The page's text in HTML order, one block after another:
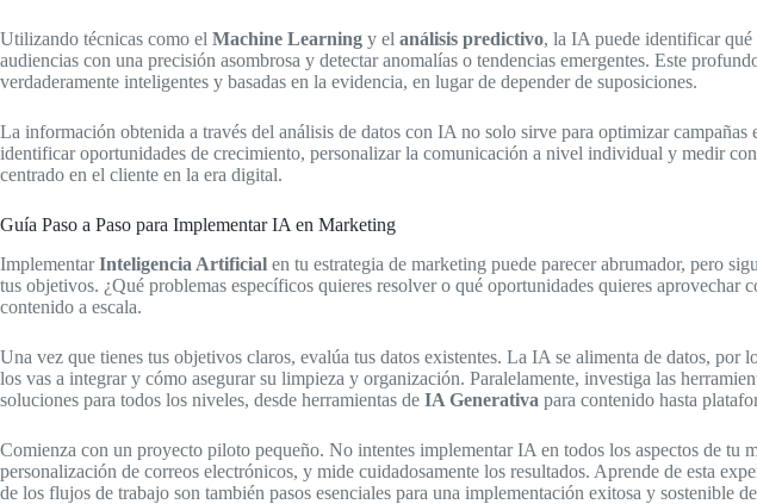
Utilizando técnicas como el Machine Learning y el análisis predictivo, la IA puede identificar qué
audiencias con una precisión asombrosa y detectar anomalías o tendencias emergentes. Este
verdaderamente inteligentes y basadas en la evidencia, en lugar de depender de suposiciones.
La información obtenida a través del análisis de datos con IA no solo sirve para optimizar
identificar oportunidades de crecimiento, personalizar la comunicación a nivel individual y medir
centrado en el cliente en la era digital.
Guía Paso a Paso para Implementar IA en Marketing
ImplementarInteligencia Artificial en tu estrategia de marketing puede parecer abrumador, pero
tus objetivos. ¿Qué problemas específicos quieres resolver o qué oportunidades quieres
contenido a escala.
Una vez que tienes tus objetivos claros, evalúa tus datos existentes. La IA se alimenta de datos,
los vas a integrar y cómo asegurar su limpieza y organización. Paralelamente, investiga las
soluciones para todos los niveles, desde herramientas de IA Generativa para contenido hasta
Comienza con un proyecto piloto pequeño. No intentes implementar IA en todos los aspectos de
personalización de correos electrónicos, y mide cuidadosamente los resultados. Aprende de esta
de los flujos de trabajo son también pasos esenciales para una implementación exitosa y sostenible